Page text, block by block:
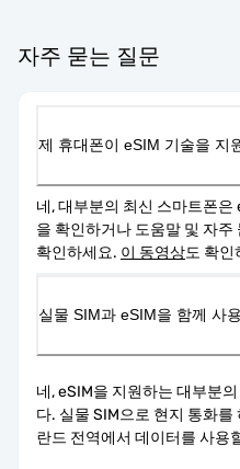
자주 묻는 질문
제 휴대폰이 eSIM 기술을 지
네, 대부분의 최신 스마트폰
을 확인하거나 도움말 및 자
확인하세요. 이 동영상도 확인
실물 SIM과 eSIM을 함께 사
네, eSIM을 지원하는 대부분
다. 실물 SIM으로 현지 통화
란드 전역에서 데이터를 사용